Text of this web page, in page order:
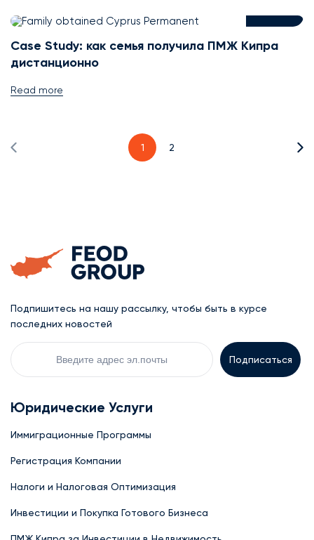
Case Study: как семья получила ПМЖ Кипра
дистанционно
Read more
1 2
Подпишитесь на нашу рассылку, чтобы быть в курсе
последних новостей
Your
Email
Юридические Услуги
Иммиграционные Программы
Регистрация Компании
Налоги и Налоговая Оптимизация
Инвестиции и Покупка Готового Бизнеса